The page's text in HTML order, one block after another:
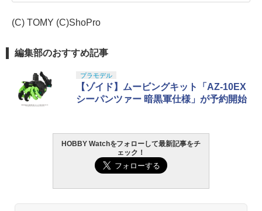
(C) TOMY (C)ShoPro
編集部のおすすめ記事
プラモデル
【ゾイド】ムービングキット「AZ-10EX
シーパンツァー 暗黒軍仕様」が予約開始
HOBBY Watchをフォローして最新記事をチ
ェック！